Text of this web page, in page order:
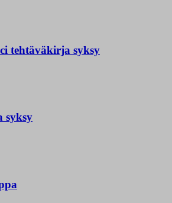
tehtäväkirja syksy
syksy